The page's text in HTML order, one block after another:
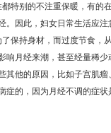
特别的不注重保暖，有的
。因此，妇女日常生活应注
保持身材，而过度节食，
响月经来潮，甚至经量稀
他的原因，比如子宫肌
症的，因为月经不调的症